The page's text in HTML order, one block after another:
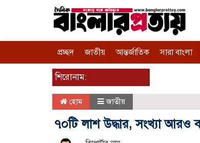
প্রচ্ছদ জাতীয় আন্তর্জাতিক সারা বাংলা
শিরোনাম:
হোম জাতীয়
৭০টি লাশ উদ্ধার, সংখ্যা আরও